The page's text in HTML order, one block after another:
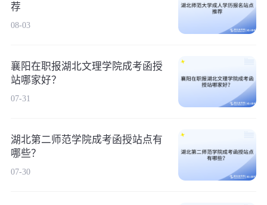
荐
08-03
襄阳在职报湖北文理学院成考函授
站哪家好？
07-31
湖北第二师范学院成考函授站点有
哪些？
07-30